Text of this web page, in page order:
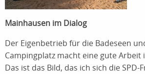
Mainhausen im Dialog
Der Eigenbetrieb für die Badeseen
Campingplatz macht eine gute Arbeit
Das ist das Bild, das ich sich die SPD-